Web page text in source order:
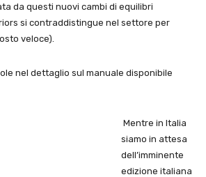
da questi nuovi cambi di equilibri
si contraddistingue nel settore per
veloce).
nel dettaglio sul manuale disponibile
Mentre in Italia
siamo in attesa
dell’imminente
edizione italiana